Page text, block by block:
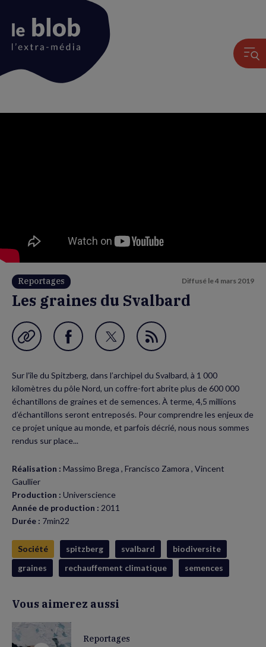
Reportages Diffusé le4 mars 2019
Les graines du Svalbard
Garder en favori
Partager
Facebook
(nouvelle
fenêtre)
Partager
Twitter
(nouvelle
fenêtre)
Flux
Sur l’île du Spitzberg, dans l’archipel du Svalbard, à 1 000
kilomètres du pôle Nord, un coffre-fort abrite plus de 600 000
échantillons de graines et de semences. À terme, 4,5 millions
d’échantillons seront entreposés. Pour comprendre les enjeux de
ce projet unique au monde, et parfois décrié, nous nous sommes
rendus sur place...
Réalisation : Massimo Brega , Francisco Zamora , Vincent
Gaullier
Production : Universcience
Année de production : 2011
Durée : 7min22
Société spitzberg svalbard
biodiversite
graines
rechauffement climatique semences
Vous aimerez aussi
Reportages